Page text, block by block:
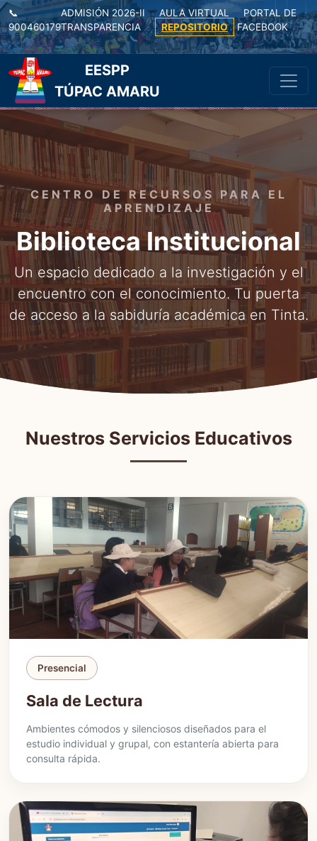
📞
900460179
|
ADMISIÓN 2026-II AULA VIRTUAL
PORTAL DE
TRANSPARENCIA
REPOSITORIO FACEBOOK
EESPP
TÚPAC AMARU
CENTRO DE RECURSOS PARA EL
APRENDIZAJE
Biblioteca Institucional
Un espacio dedicado a la investigación y el
encuentro con el conocimiento. Tu puerta
de acceso a la sabiduría académica en Tinta.
Nuestros Servicios Educativos
Presencial
Sala de Lectura
Ambientes cómodos y silenciosos diseñados para el
estudio individual y grupal, con estantería abierta para
consulta rápida.